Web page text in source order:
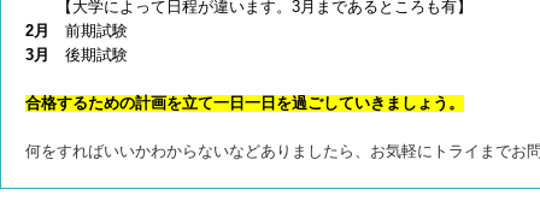
【大学によって日程が違います。3月まであるところも有】
2月
前期試験
3月
後期試験
合格するための計画を立て一日一日を過ごしていきましょう。
何をすればいいかわからないなどありましたら、お気軽にトライまでお